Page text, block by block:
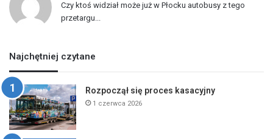
Czy ktoś widział może już w Płocku autobusy z tego
przetargu...
Najchętniej czytane
Rozpoczął się proces kasacyjny
1 czerwca 2026